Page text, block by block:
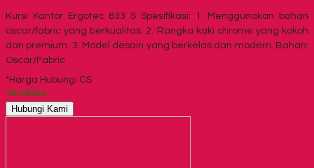
Kursi Kantor Ergotec 833 S Spesifikasi: 1. Menggunakan bahan
oscar/fabric yang berkualitas. 2. Rangka kaki chrome yang kokoh
dan premium. 3. Model desain yang berkelas dan modern. Bahan:
Oscar/Fabric
*Harga Hubungi CS
Tersedia
Hubungi Kami